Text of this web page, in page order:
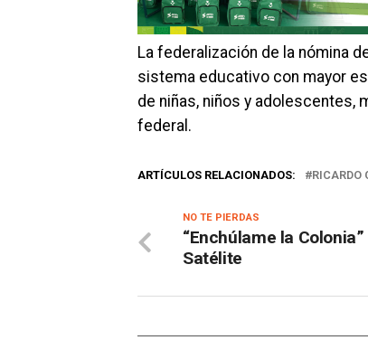
La federalización de la nómina
sistema educativo con mayor
de niñas, niños y adolescentes,
federal.
ARTÍCULOS RELACIONADOS: RICARDO
NO TE PIERDAS
“Enchúlame la
Satélite